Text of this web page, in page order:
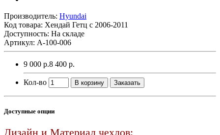
Производитель: Hyundai
Код товара: Хендай Гетц с 2006-2011
Доступность: На складе
Артикул: A-100-006
9 000 р.8 400 р.
Кол-во В корзину Заказать
Доступные опции
Дизайн и Материал чехлов: